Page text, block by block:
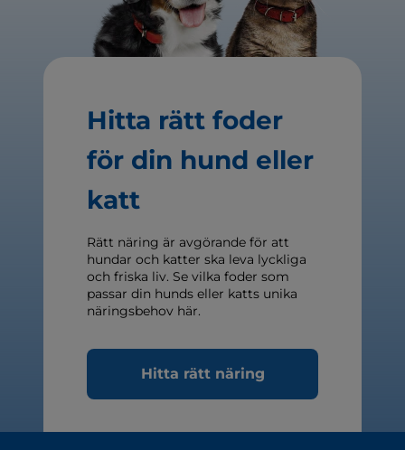
Hitta rätt foder
för din hund eller
katt
Rätt näring är avgörande för att
hundar och katter ska leva lyckliga
och friska liv. Se vilka foder som
passar din hunds eller katts unika
näringsbehov här.
Hitta rätt näring